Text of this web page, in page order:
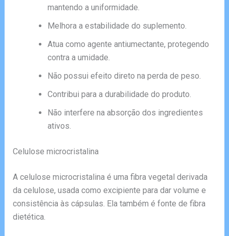
mantendo a uniformidade.
Melhora a estabilidade do suplemento.
Atua como agente antiumectante, protegendo
contra a umidade.
Não possui efeito direto na perda de peso.
Contribui para a durabilidade do produto.
Não interfere na absorção dos ingredientes
ativos.
Celulose microcristalina
A celulose microcristalina é uma fibra vegetal derivada
da celulose, usada como excipiente para dar volume e
consistência às cápsulas. Ela também é fonte de fibra
dietética.